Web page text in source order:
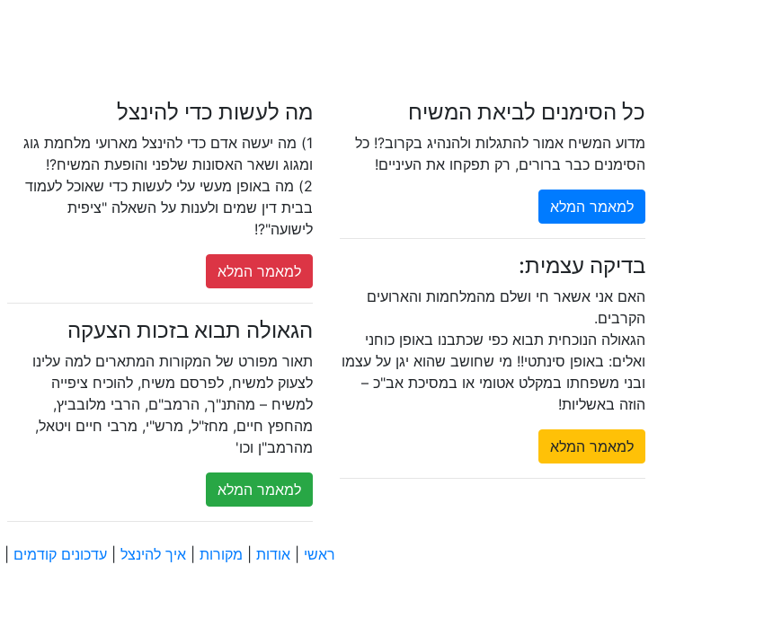
כל הסימנים לביאת המשיח
מדוע המשיח אמור להתגלות ולהנהיג בקרוב?! כל
הסימנים כבר ברורים, רק תפקחו את העיניים!
למאמר המלא
בדיקה עצמית:
האם אני אשאר חי ושלם מהמלחמות והארועים
הקרבים.
הגאולה הנוכחית תבוא כפי שכתבנו באופן כוחני
ואלים: באופן סינתטי!! מי שחושב שהוא יגן על עצמו
ובני משפחתו במקלט אטומי או במסיכת אב"כ –
הוזה באשליות!
למאמר המלא
מה לעשות כדי להינצל
1) מה יעשה אדם כדי להינצל מארועי מלחמת גוג
ומגוג ושאר האסונות שלפני והופעת המשיח?!
2) מה באופן מעשי עלי לעשות כדי שאוכל לעמוד
בבית דין שמים ולענות על השאלה "ציפית
לישועה"?!
למאמר המלא
הגאולה תבוא בזכות הצעקה
תאור מפורט של המקורות המתארים למה עלינו
לצעוק למשיח, לפרסם משיח, להוכיח ציפייה
למשיח – מהתנ"ך, הרמב"ם, הרבי מלובביץ,
מהחפץ חיים, מחז"ל, מרש"י, מרבי חיים ויטאל,
מהרמב"ן וכו'
למאמר המלא
ראשי אודות מקורות איך להינצל עדכונים קודמים